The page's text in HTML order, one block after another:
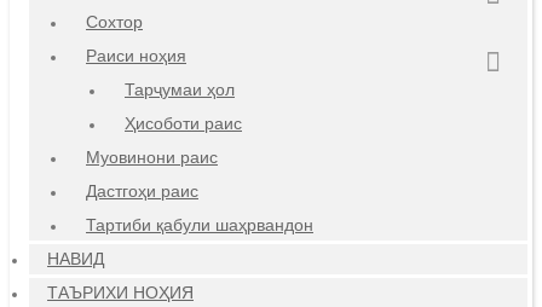
Сохтор
Раиси ноҳия
Тарҷумаи ҳол
Ҳисоботи раис
Муовинони раис
Дастгоҳи раис
Тартиби қабули шаҳрвандон
НАВИД
ТАЪРИХИ НОҲИЯ